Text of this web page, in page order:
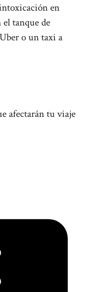
en
tanque de
o un taxi a
afectarán tu viaje